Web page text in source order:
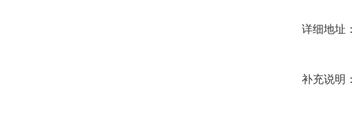
详细地址
补充说明